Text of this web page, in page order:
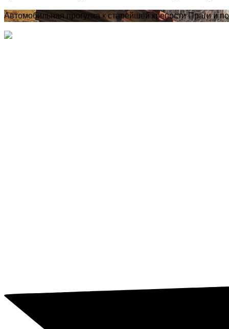
Автомобильная прогулка к старейшей крепости Праги и